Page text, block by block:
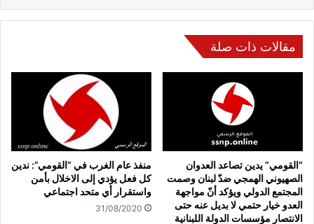
مقالات ذات صلة
“القومي” يدين تصاعد العدوان
الصهيوني الهمجي ضدّ لبنان وصمت
المجتمع الدولي ويؤكد أنّ مواجهة
العدو خيار حتمي لا بديل عنه حتى
الانتصار مؤسسات الدولة اللبنانية
منفذ عام الغرب في “القومي”: ندين
كل فعل يؤدي إلى الاخلال بأمن
واستقرار أي متحد اجتماعي
31/08/2020